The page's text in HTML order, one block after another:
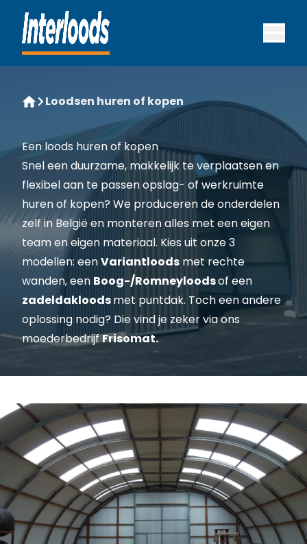
Skip to navigation
interloods-logo-2
Loodsen huren of kopen
Een loods huren of kopen​
Snel een duurzame, makkelijk te verplaatsen en
flexibel aan te passen opslag- of werkruimte
huren of kopen? We produceren de onderdelen
zelf in België en monteren alles met een eigen
team en eigen materiaal. Kies uit onze 3
modellen: eenVariantloods met rechte
wanden, een Boog-/Romneyloodsof een
zadeldakloodsmet puntdak. Toch een andere
oplossing nodig? Die vind je zeker via ons
moederbedrijfFrisomat.